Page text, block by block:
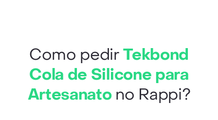
Como pedirTekbond
Cola de Silicone para
Artesanatono Rappi?